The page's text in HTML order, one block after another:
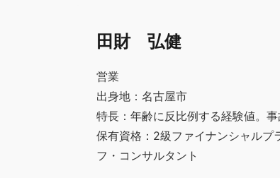
田財 弘健
営業
出身地：名古屋市
特長：年齢に反比例する経験値。
保有資格：2級ファイナンシャルプ
フ・コンサルタント